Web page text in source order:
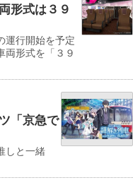
形式は３９
行開始を予定
形式を「３９
「京急で
しと一緒